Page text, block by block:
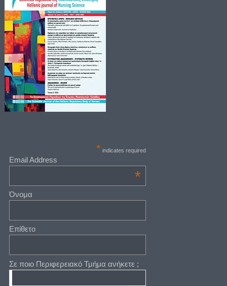
* indicates required
Email Address
*
Όνομα
Επίθετο
Σε ποιο Περιφερειακό Τμήμα ανήκετε ;